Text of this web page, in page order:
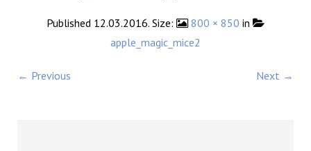
Published 12.03.2016. Size: 800 × 850 in
apple_magic_mice2
← Previous Next →